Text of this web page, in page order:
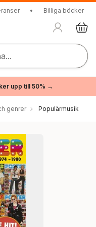
• Billiga böcker
upp till 50% →
genrer Populärmusik